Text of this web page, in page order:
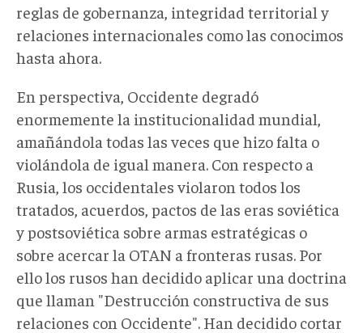
reglas de gobernanza, integridad territorial y
relaciones internacionales como las conocimos
hasta ahora.
En perspectiva, Occidente degradó
enormemente la institucionalidad mundial,
amañándola todas las veces que hizo falta o
violándola de igual manera. Con respecto a
Rusia, los occidentales violaron todos los
tratados, acuerdos, pactos de las eras soviética
y postsoviética sobre armas estratégicas o
sobre acercar la OTAN a fronteras rusas. Por
ello los rusos han decidido aplicar una doctrina
que llaman "Destrucción constructiva de sus
relaciones con Occidente". Han decidido cortar